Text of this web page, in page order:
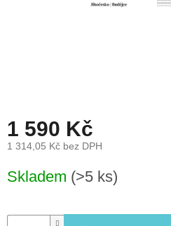
1 590 Kč
1 314,05 Kč bez DPH
cena:
Skladem (>5 ks)